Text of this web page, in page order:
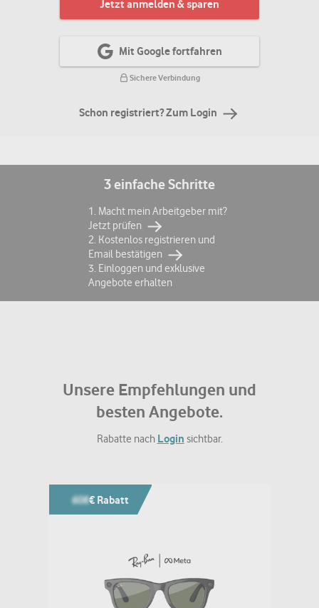
Jetzt anmelden & sparen
Mit Google fortfahren
Sichere Verbindung
Schon registriert? Zum Login
3 einfache Schritte
1. Macht mein Arbeitgeber mit?
Jetzt prüfen
2. Kostenlos registrieren und
Email bestätigen
3. Einloggen und exklusive
Angebote erhalten
Unsere Empfehlungen und
besten Angebote.
Rabatte nach Login sichtbar.
608€ Rabatt